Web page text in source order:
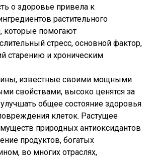
о здоровье привела к
растительного
которые помогают
стресс, основной фактор,
старению и хроническим
известные своими мощными
свойствами, высоко ценятся за
общее состояние здоровья
клеток. Растущее
природных антиоксидантов
продуктов, богатых
во многих отраслях,